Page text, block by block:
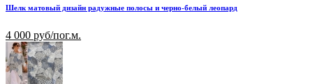
Шелк матовый дизайн радужные полосы и черно-белый леопард
4 000 руб/пог.м.